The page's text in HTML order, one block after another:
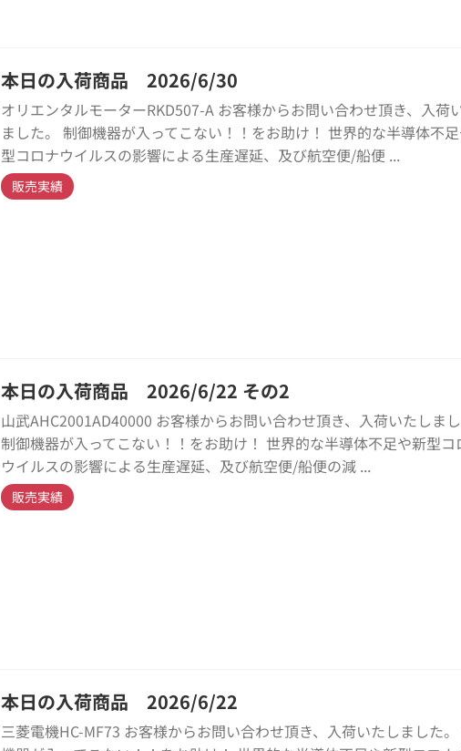
本日の入荷商品 2026/6/30
オリエンタルモーターRKD507-A お客様からお問い合わせ頂き、入荷
ました。 制御機器が入ってこない！！をお助け！ 世界的な半導体不
型コロナウイルスの影響による生産遅延、及び航空便/船便 ...
販売実績
本日の入荷商品 2026/6/22 その2
山武AHC2001AD40000 お客様からお問い合わせ頂き、入荷いたしまし
制御機器が入ってこない！！をお助け！ 世界的な半導体不足や新型コ
ウイルスの影響による生産遅延、及び航空便/船便の減 ...
販売実績
本日の入荷商品 2026/6/22
三菱電機HC-MF73 お客様からお問い合わせ頂き、入荷いたしました